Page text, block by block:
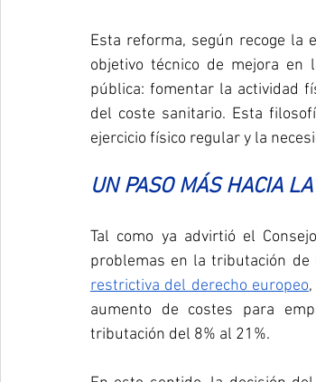
Esta reforma, según recoge la
objetivo técnico de mejora
pública: fomentar la actividad
del coste sanitario. Esta
ejercicio físico regular y la
UN PASO MÁS HACIA
Tal como ya advirtió el
problemas en la tributación
restrictiva del derecho europeo
aumento de costes para
tributación del 8% al 21%​.